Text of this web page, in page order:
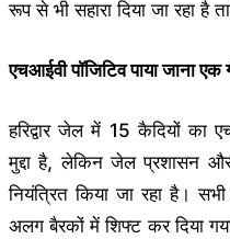
रूप से भी सहारा दिया जा रहा है
एचआईवी पॉजिटिव पाया जाना एक
हरिद्वार जेल में 15 कैदियों का
मुद्दा है, लेकिन जेल प्रशासन
नियंत्रित किया जा रहा है।
अलग बैरकों में शिफ्ट कर दिया